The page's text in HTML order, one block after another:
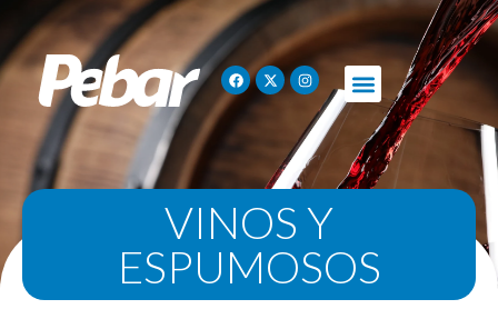
VINOS Y
ESPUMOSOS